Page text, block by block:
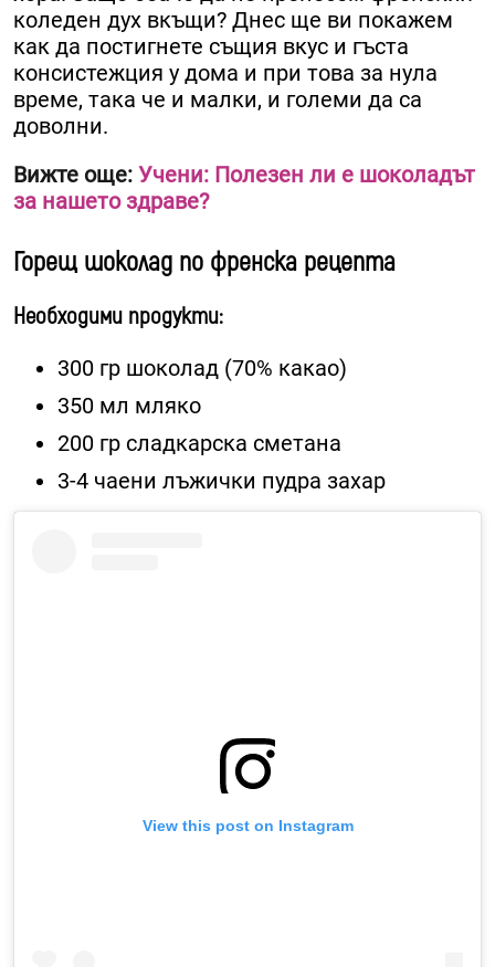
коледен дух вкъщи? Днес ще ви покажем
как да постигнете същия вкус и гъста
консистежция у дома и при това за нула
време, така че и малки, и големи да са
доволни.
Вижте още: Учени: Полезен ли е шоколадът
за нашето здраве?
Горещ шоколад по френска рецепта
Необходими продукти:
300 гр шоколад (70% какао)
350 мл мляко
200 гр сладкарска сметана
3-4 чаени лъжички пудра захар
View this post on Instagram